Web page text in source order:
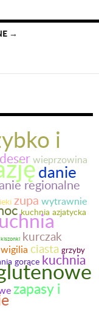
→
i
deserwieprzowina
danie
regionalne
zupa wytrawnie
kuchnia azjatycka
kiszonki kurczak
wigilia ciasta grzyby
gorące kuchnia
zapasy i